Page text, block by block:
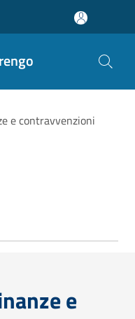
e contravvenzioni
e